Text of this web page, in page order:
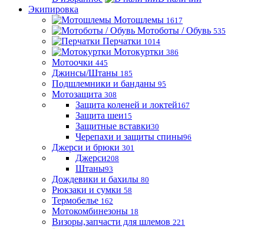
Экипировка
Мотошлемы 1617
Мотоботы / Обувь 535
Перчатки 1014
Мотокуртки 386
Мотоочки 445
Джинсы/Штаны 185
Подшлемники и банданы 95
Мотозащита 308
Защита коленей и локтей167
Защита шеи15
Защитные вставки30
Черепахи и защиты спины96
Джерси и брюки 301
Джерси208
Штаны93
Дождевики и бахилы 80
Рюкзаки и сумки 58
Термобелье 162
Мотокомбинезоны 18
Визоры,запчасти для шлемов 221